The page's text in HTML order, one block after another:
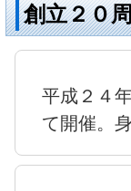
創立２０
平成２４
て開催。